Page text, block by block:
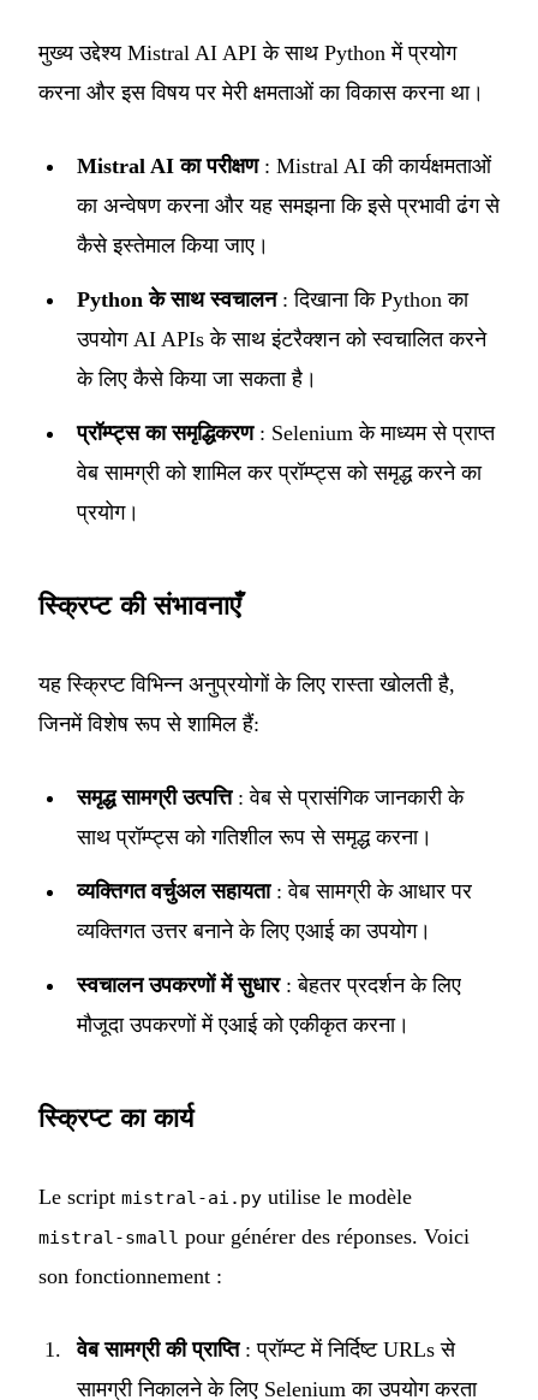
मुख्य उद्देश्य Mistral AI API के साथ Python में प्रयोग
करना और इस विषय पर मेरी क्षमताओं का विकास करना था।
Mistral AI का परीक्षण: Mistral AI की कार्यक्षमताओं
का अन्वेषण करना और यह समझना कि इसे प्रभावी ढंग से
कैसे इस्तेमाल किया जाए।
Python के साथ स्वचालन: दिखाना कि Python का
उपयोग AI APIs के साथ इंटरैक्शन को स्वचालित करने
के लिए कैसे किया जा सकता है।
प्रॉम्प्ट्स का समृद्धिकरण: Selenium के माध्यम से प्राप्त
वेब सामग्री को शामिल कर प्रॉम्प्ट्स को समृद्ध करने का
प्रयोग।
स्क्रिप्ट की संभावनाएँ
यह स्क्रिप्ट विभिन्न अनुप्रयोगों के लिए रास्ता खोलती है,
जिनमें विशेष रूप से शामिल हैं:
समृद्ध सामग्री उत्पत्ति: वेब से प्रासंगिक जानकारी के
साथ प्रॉम्प्ट्स को गतिशील रूप से समृद्ध करना।
व्यक्तिगत वर्चुअल सहायता: वेब सामग्री के आधार पर
व्यक्तिगत उत्तर बनाने के लिए एआई का उपयोग।
स्वचालन उपकरणों में सुधार: बेहतर प्रदर्शन के लिए
मौजूदा उपकरणों में एआई को एकीकृत करना।
स्क्रिप्ट का कार्य
Le script mistral-ai.py utilise le modèle
mistral-small pour générer des réponses. Voici
son fonctionnement :
वेब सामग्री की प्राप्ति: प्रॉम्प्ट में निर्दिष्ट URLs से
सामग्री निकालने के लिए Selenium का उपयोग करता